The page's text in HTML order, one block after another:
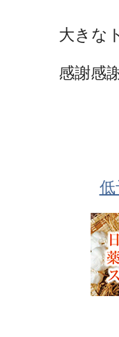
大きな
感謝感
低